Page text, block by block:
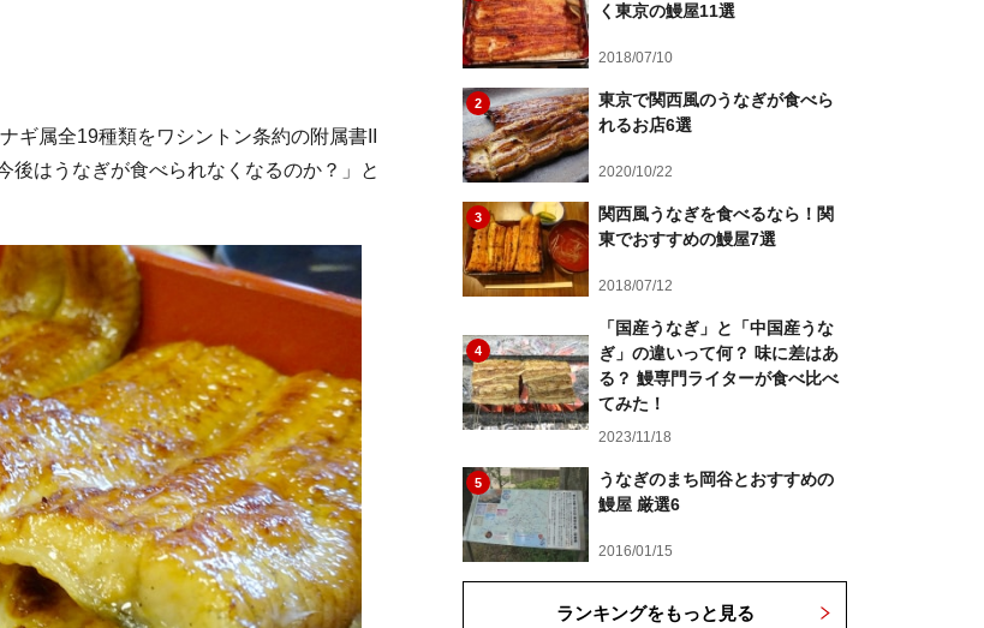
ギ属全19種類をワシントン条約の附属書II
後はうなぎが食べられなくなるのか？」と
く東京の鰻屋11選
2018/07/10
2
東京で関西風のうなぎが食べら
れるお店6選
2020/10/22
3
関西風うなぎを食べるなら！関
東でおすすめの鰻屋7選
2018/07/12
4
「国産うなぎ」と「中国産うな
ぎ」の違いって何？ 味に差はあ
る？ 鰻専門ライターが食べ比べ
てみた！
2023/11/18
5
うなぎのまち岡谷とおすすめの
鰻屋 厳選6
2016/01/15
ランキングをもっと見る